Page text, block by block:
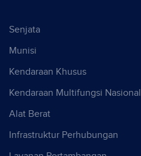
Senjata
Munisi
Kendaraan Khusus
Kendaraan Multifungsi Nasional
Alat Berat
Infrastruktur Perhubungan